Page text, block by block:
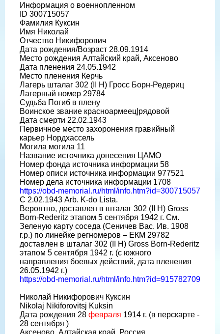
Информация о военнопленном
ID 300715057
Фамилия Куксин
Имя Николай
Отчество Никифорович
Дата рождения/Возраст 28.09.1914
Место рождения Алтайский край, Аксеново
Дата пленения 24.05.1942
Место пленения Керчь
Лагерь шталаг 302 (II H) Гросс Борн-Редериц
Лагерный номер 29784
Судьба Погиб в плену
Воинское звание красноармеец|рядовой
Дата смерти 22.02.1943
Первичное место захоронения гравийный
карьер Нордхассель
Могила могила 11
Название источника донесения ЦАМО
Номер фонда источника информации 58
Номер описи источника информации 977521
Номер дела источника информации 1708
https://obd-memorial.ru/html/info.htm?id=300715057
С 2.02.1943 Arb. K-do Lista.
Вероятно, доставлен в шталаг 302 (II H) Gross
Born-Rederitz этапом 5 сентября 1942 г. См.
Зеленую карту соседа (Сеничев Вас. Ив. 1908
г.р.) по линейке регномеров – ЕКМ 29782
доставлен в шталаг 302 (II H) Gross Born-Rederitz
этапом 5 сентября 1942 г. (с южного
направления боевых действий, дата пленения
26.05.1942 г.)
https://obd-memorial.ru/html/info.htm?id=915782709
Николай Никифорович Куксин
Nikolaj Nikiforovitsj Kuksin
Дата рождения 28 февраля 1914 г. (в перскарте -
28 сентября )
Аксеново, Алтайская край, Россия